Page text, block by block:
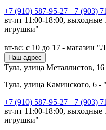
+7 (910) 587-95-27 +7 (903)
вт-пт 11:00-18:00, выходные
игрушки"
вт-вс: с 10 до 17 - магазин
Наш адрес
Тула, улица Металлистов,
Тула, улица Каминского, 6
+7 (910) 587-95-27 +7 (903)
вт-пт 11:00-18:00, выходные
игрушки"